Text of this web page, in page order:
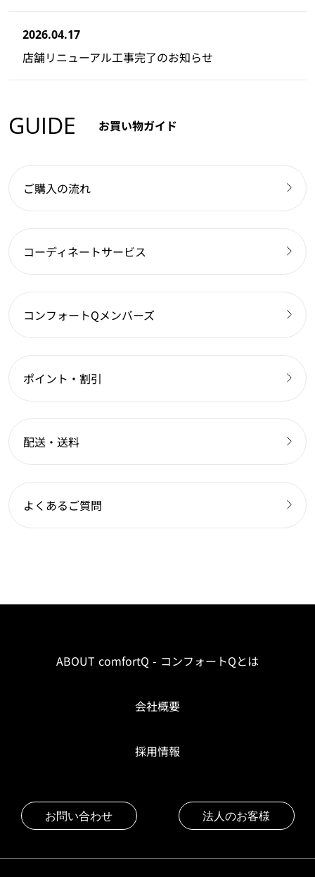
2026.04.17
店舗リニューアル工事完了のお知らせ
GUIDE お買い物ガイド
ご購入の流れ
コーディネートサービス
コンフォートQメンバーズ
ポイント・割引
配送・送料
よくあるご質問
ABOUT comfortQ - コンフォートQとは
会社概要
採用情報
お問い合わせ 法人のお客様